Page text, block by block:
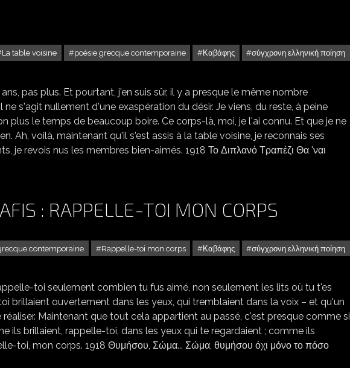
La table voisine poésie grecque contemporaine Καβάφης
σύγχρονη ελληνική ποίηση
pas plus. Et pourtant, j'en suis sûr, il y a presque le même nombre
s'agit nullement d'une exaspération du désir. Je viens, du reste, à peine
plus le temps de beaucoup boire. Ce corps-là, moi, je l'ai connu. Et que je ne
Ah, voilà, maintenant qu'il s'est assis à la table voisine, je reconnais ses
je revois nus les membres bien-aimés. 1918 Το Διπλανό Τραπέζι Θα 'ναι
: RAPPELLE-TOI MON CORPS
contemporaine Rappelle-toi mon corps Καβάφης
σύγχρονη ελληνική ποίηση
toi seulement combien tu fus aimé, non seulement les lits où tu t'es
brillaient ouvertement dans les yeux, qui tremblaient dans la voix – et qu'un
Maintenant que tout cela appartient au passé, c'est presque comme si
ils brillaient, rappelle-toi, dans les yeux qui te regardaient ; comme ils
toi, mon corps. 1918 Θυμήσου, Σώμα... Σώμα, θυμήσου όχι μόνο το πόσο